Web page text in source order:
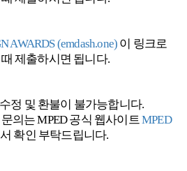
AWARDS (emdash.one) 이 링크로
제출하시면 됩니다.
정 및 환불이 불가능합니다.
의는 MPED 공식 웹사이트MPED
확인 부탁드립니다.